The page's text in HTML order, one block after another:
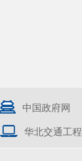
中国政府网
华北交通工程